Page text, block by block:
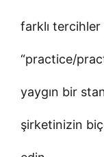
farklı
“practice/
yaygın bir
şirketinizin